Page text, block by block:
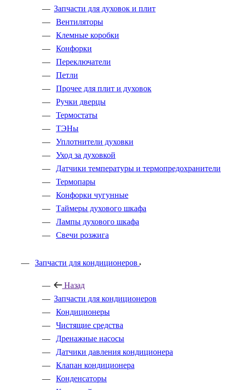
Запчасти для духовок и плит
Вентиляторы
Клемные коробки
Конфорки
Переключатели
Петли
Прочее для плит и духовок
Ручки дверцы
Термостаты
ТЭНы
Уплотнители духовки
Уход за духовкой
Датчики температуры и термопредохранители
Термопары
Конфорки чугунные
Таймеры духового шкафа
Лампы духового шкафа
Свечи розжига
Запчасти для кондиционеров
Назад
Запчасти для кондиционеров
Кондиционеры
Чистящие средства
Дренажные насосы
Датчики давления кондиционера
Клапан кондиционера
Конденсаторы